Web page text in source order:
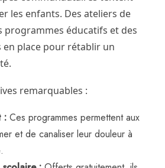
les enfants. Des ateliers de
programmes éducatifs et des
en place pour rétablir un
remarquables :
: Ces programmes permettent aux
et de canaliser leur douleur à